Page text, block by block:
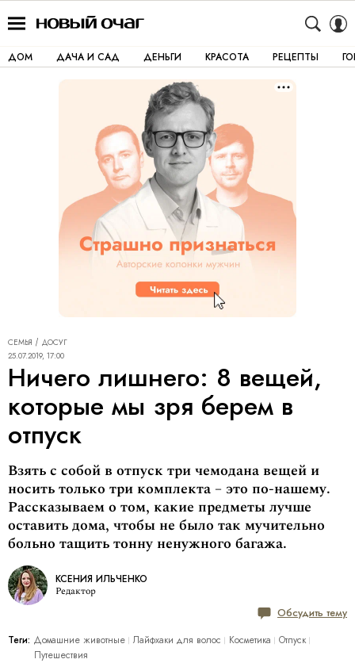
ДОМ ДАЧА И САД ДЕНЬГИ КРАСОТА РЕЦЕПТЫ
СЕМЬЯ
ДОСУГ
25.07.2019, 17:00
Ничего лишнего: 8 вещей,
которые мы зря берем в
отпуск
Взять с собой в отпуск три чемодана вещей и
носить только три комплекта – это по-нашему.
Рассказываем о том, какие предметы лучше
оставить дома, чтобы не было так мучительно
больно тащить тонну ненужного багажа.
КСЕНИЯ ИЛЬЧЕНКО
Редактор
Обсудить тему
Теги: Домашние животные Лайфхаки для волос Косметика
Отпуск
Путешествия